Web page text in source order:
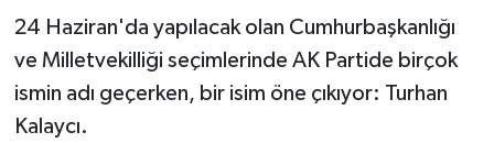
24 Haziran'da yapılacak olan Cumhurbaşkanlığı
ve Milletvekilliği seçimlerinde AK Partide birçok
ismin adı geçerken, bir isim öne çıkıyor: Turhan
Kalaycı.
Yerel Yönetimler
DÜNYA